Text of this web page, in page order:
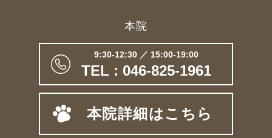
本院
9:30-12:30 ／ 15:00-19:00
TEL : 046-825-1961
本院詳細はこちら